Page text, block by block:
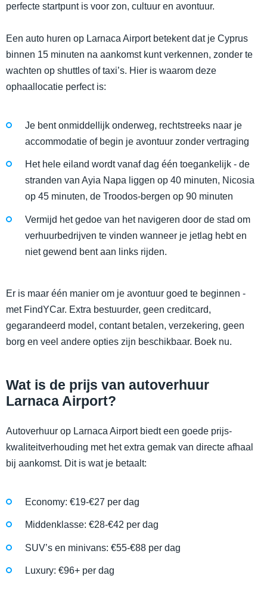
perfecte startpunt is voor zon, cultuur en avontuur.
Een auto huren op Larnaca Airport betekent dat je Cyprus
binnen 15 minuten na aankomst kunt verkennen, zonder te
wachten op shuttles of taxi’s. Hier is waarom deze
ophaallocatie perfect is:
Je bent onmiddellijk onderweg, rechtstreeks naar je
accommodatie of begin je avontuur zonder vertraging
Het hele eiland wordt vanaf dag één toegankelijk - de
stranden van Ayia Napa liggen op 40 minuten, Nicosia
op 45 minuten, de Troodos-bergen op 90 minuten
Vermijd het gedoe van het navigeren door de stad om
verhuurbedrijven te vinden wanneer je jetlag hebt en
niet gewend bent aan links rijden.
Er is maar één manier om je avontuur goed te beginnen -
met FindYCar. Extra bestuurder, geen creditcard,
gegarandeerd model, contant betalen, verzekering, geen
borg en veel andere opties zijn beschikbaar. Boek nu.
Wat is de prijs van autoverhuur
Larnaca Airport?
Autoverhuur op Larnaca Airport biedt een goede prijs-
kwaliteitverhouding met het extra gemak van directe afhaal
bij aankomst. Dit is wat je betaalt:
Economy: €19-€27 per dag
Middenklasse: €28-€42 per dag
SUV’s en minivans: €55-€88 per dag
Luxury: €96+ per dag